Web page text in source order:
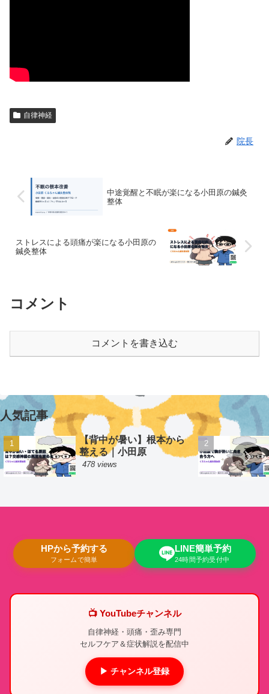
自律神経
院長
中途覚醒と不眠が楽になる小田原の鍼灸
整体
ストレスによる頭痛が楽になる小田原の
鍼灸整体
コメント
コメントを書き込む
人気記事
【背中が暑い】根本から
整える｜小田原
478 views
HPから予約する
フォームで簡単
LINE簡単予約
24時間予約受付中
📺 YouTubeチャンネル
自律神経・頭痛・歪み専門
セルフケア＆症状解説を配信中
▶ チャンネル登録